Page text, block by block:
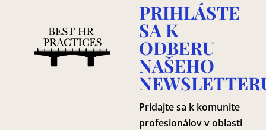
PRIHLÁSTE
SA K
ODBERU
NAŠEHO
Pridajte sa k komunite
profesionálov v oblasti